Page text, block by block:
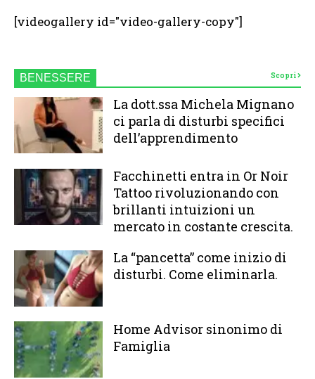
[videogallery id="video-gallery-copy"]
BENESSERE Scopri
La dott.ssa Michela Mignano
ci parla di disturbi specifici
dell’apprendimento
Facchinetti entra in Or Noir
Tattoo rivoluzionando con
brillanti intuizioni un
mercato in costante crescita.
La “pancetta” come inizio di
disturbi. Come eliminarla.
Home Advisor sinonimo di
Famiglia